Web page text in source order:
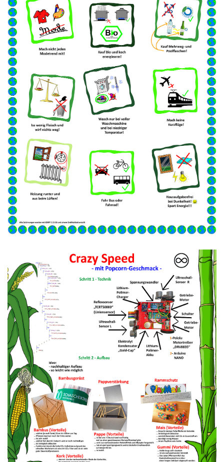
2024
2023
2022
Tabellen
Ultraleicht Solarmobile
SolaRobots
Ferngelenkte Solar-Mobile
Preisverleihung
Plakate Solar-Boote
Plakate SolaRobots
Plakate Ultraleicht Solar-Mobile
Plakate Ferngelenkte Solar-Mobile